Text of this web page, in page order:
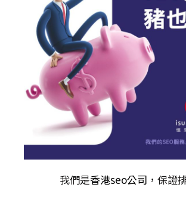
我們是香港seo公司 ，保證